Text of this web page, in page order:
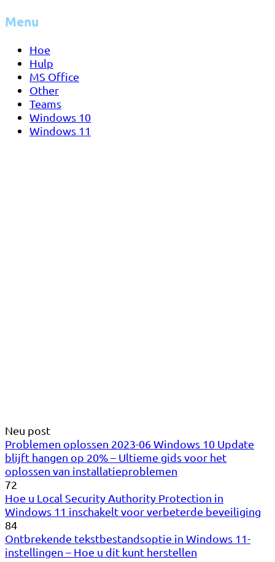
Menu
Hoe
Hulp
MS Office
Other
Teams
Windows 10
Windows 11
Neu post
Problemen oplossen 2023-06 Windows 10 Update
blijft hangen op 20% – Ultieme gids voor het
oplossen van installatieproblemen
72
Hoe u Local Security Authority Protection in
Windows 11 inschakelt voor verbeterde beveiliging
84
Ontbrekende tekstbestandsoptie in Windows 11-
instellingen – Hoe u dit kunt herstellen